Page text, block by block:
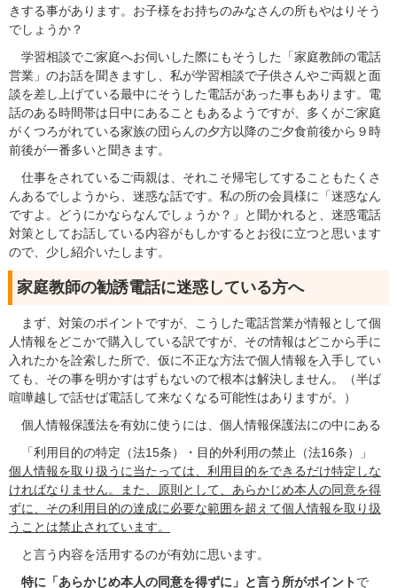
きする事があります。お子様をお持ちのみなさんの所もやはりそう
でしょうか？
学習相談でご家庭へお伺いした際にもそうした「家庭教師の電話
営業」のお話を聞きますし、私が学習相談で子供さんやご両親と面
談を差し上げている最中にそうした電話があった事もあります。電
話のある時間帯は日中にあることもあるようですが、多くがご家庭
がくつろがれている家族の団らんの夕方以降のご夕食前後から９時
前後が一番多いと聞きます。
仕事をされているご両親は、それこそ帰宅してすることもたくさ
んあるでしようから、迷惑な話です。私の所の会員様に「迷惑なん
ですよ。どうにかならなんでしょうか？」と聞かれると、迷惑電話
対策としてお話している内容がもしかするとお役に立つと思います
ので、少し紹介いたします。
家庭教師の勧誘電話に迷惑している方へ
まず、対策のポイントですが、こうした電話営業が情報として個
人情報をどこかで購入している訳ですが、その情報はどこから手に
入れたかを詮索した所で、仮に不正な方法で個人情報を入手してい
ても、その事を明かすはずもないので根本は解決しません。（半ば
喧嘩越しで話せば電話して来なくなる可能性はありますが。）
個人情報保護法を有効に使うには、個人情報保護法にの中にある
「利用目的の特定（法15条）・目的外利用の禁止（法16条）」
個人情報を取り扱うに当たっては、利用目的をできるだけ特定しな
ければなりません。また、原則として、あらかじめ本人の同意を得
ずに、その利用目的の達成に必要な範囲を超えて個人情報を取り扱
うことは禁止されています。
と言う内容を活用するのが有効に思います。
特に「あらかじめ本人の同意を得ずに」と言う所がポイントで